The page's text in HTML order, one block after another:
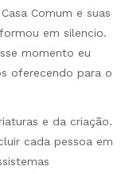
Comum e suas
em silencio.
momento eu
oferecendo para o
e da criação.
cada pessoa em